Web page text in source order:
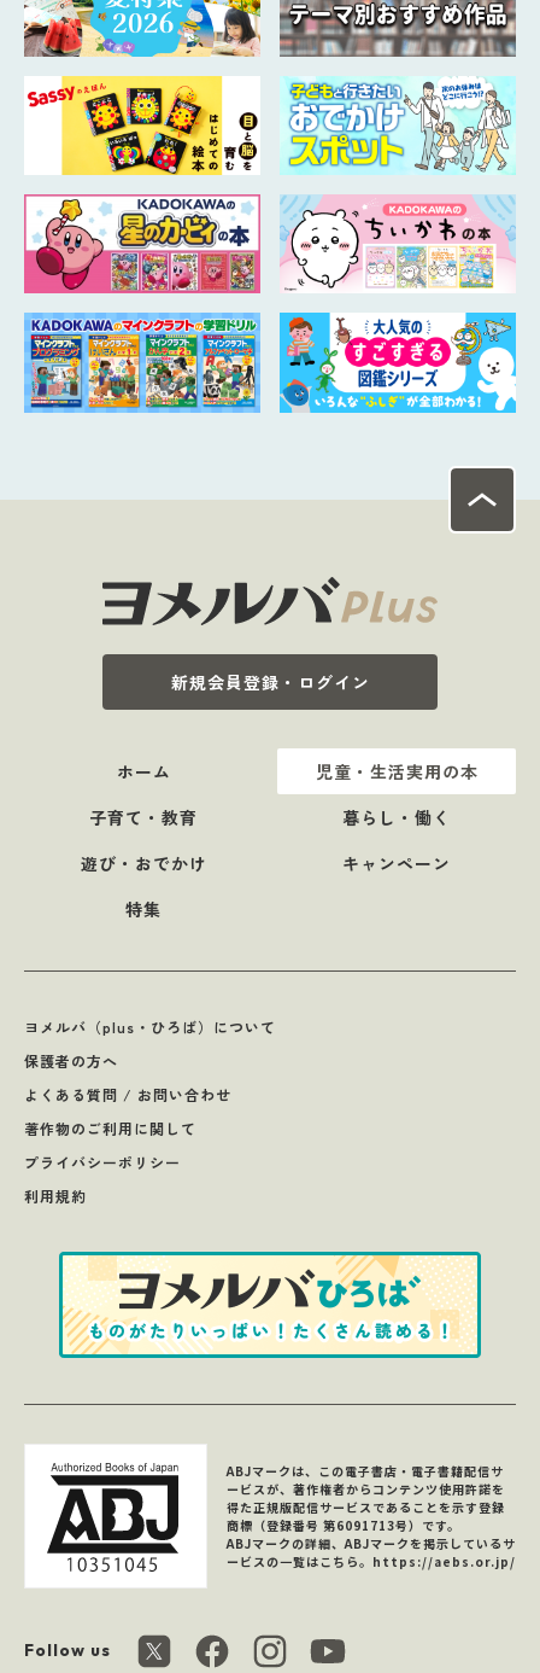
新規会員登録・ログイン
ホーム
児童・生活実用の本
子育て・教育
暮らし・働く
遊び・おでかけ
キャンペーン
特集
ヨメルバ（plus・ひろば）について
保護者の方へ
よくある質問 / お問い合わせ
著作物のご利用に関して
プライバシーポリシー
利用規約
Follow us
ABJマークは、この電子書店・電子書籍配信サ
ービスが、著作権者からコンテンツ使用許諾を
得た正規版配信サービスであることを示す登録
商標（登録番号 第6091713号）です。
ABJマークの詳細、ABJマークを掲示しているサ
ービスの一覧はこちら。 https://aebs.or.jp/